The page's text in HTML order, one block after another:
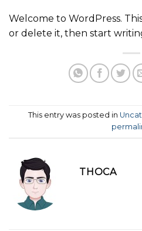
Welcome to WordPress.
or delete it, then start
This entry was posted in
THOCA